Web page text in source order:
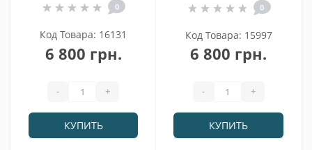
0
Код Товара: 16131
6 800 грн.
- +
КУПИТЬ
0
Код Товара: 15997
6 800 грн.
- +
КУПИТЬ